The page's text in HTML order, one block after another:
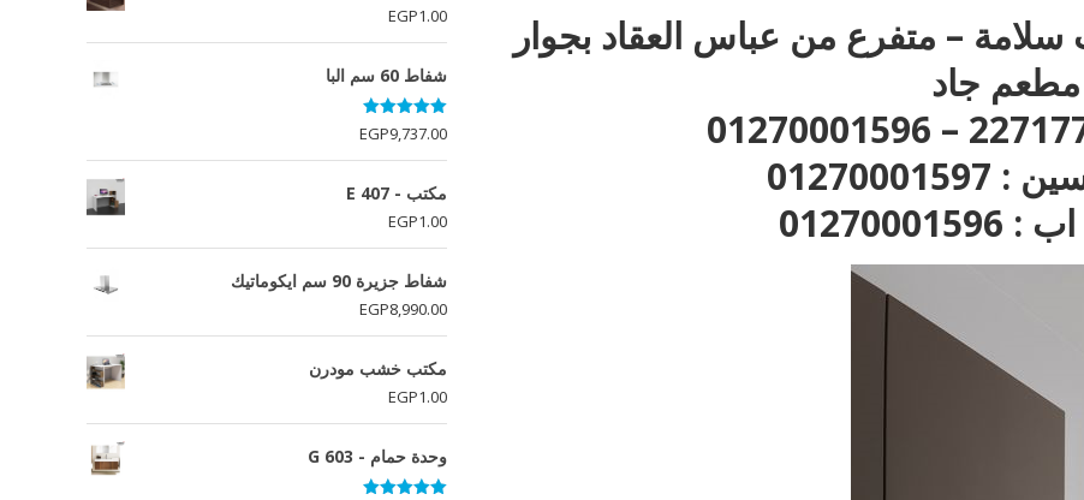
: 35 ش عزت سلامة – متفرع من عباس العقاد بجوار
مطعم جاد
EGP1.00
شفاط 60 سم البا
تم التقييم
5.00 من 5EGP9,737.00
مكتب - E 407
EGP1.00
شفاط جزيرة 90 سم ايكوماتيك
EGP8,990.00
مكتب خشب مودرن
EGP1.00
وحدة حمام - G 603